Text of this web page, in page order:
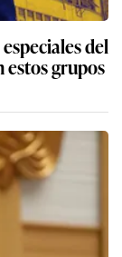
del
estos grupos